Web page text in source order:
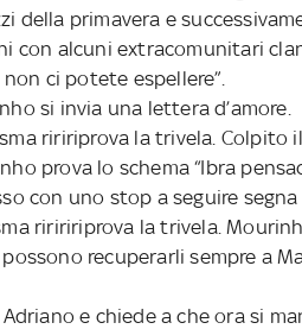
della primavera e
con alcuni extracomunitari
ci potete espellere”.
si invia una lettera d’amore.
riririprova la trivela. Colpito
prova lo schema “Ibra
con uno stop a seguire
ririririprova la trivela.
recuperarli sempre a
e chiede a che ora si